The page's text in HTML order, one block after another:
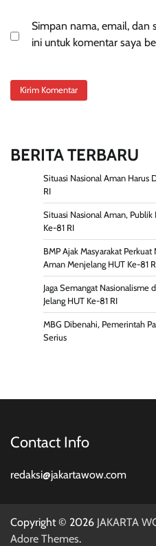
Simpan nama, email, dan
ini untuk komentar saya
BERITA TERBARU
Situasi Nasional Aman Harus
RI
Situasi Nasional Aman, Publik
Ke-81 RI
BMP Ajak Masyarakat Perkuat
Aman Menjelang HUT Ke-81
Jaga Semangat Nasionalisme
Jelang HUT Ke-81 RI
MBG Dibenahi, Pemerintah
Serius
Contact Info
redaksi@jakartawow.com
Copyright © 2026 JAKARTA
Adore Themes.